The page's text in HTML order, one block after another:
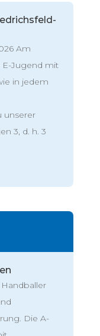
Am
E-Jugend mit
in jedem
unserer
3, d. h. 3
Die A-